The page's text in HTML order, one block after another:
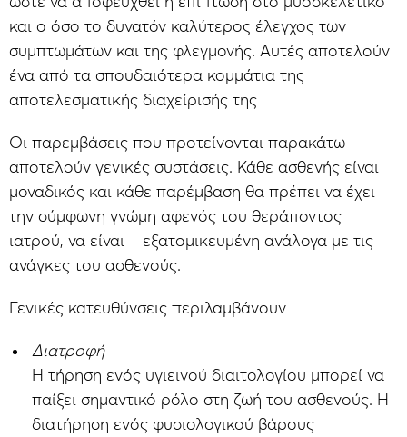
και ο όσο το δυνατόν καλύτερος έλεγχος των
συμπτωμάτων και της φλεγμονής. Αυτές αποτελούν
ένα από τα σπουδαιότερα κομμάτια της
αποτελεσματικής διαχείρισής της
Οι παρεμβάσεις που προτείνονται παρακάτω
αποτελούν γενικές συστάσεις. Κάθε ασθενής είναι
μοναδικός και κάθε παρέμβαση θα πρέπει να έχει
την σύμφωνη γνώμη αφενός του θεράποντος
ιατρού, να είναι εξατομικευμένη ανάλογα με τις
ανάγκες του ασθενούς.
Γενικές κατευθύνσεις περιλαμβάνουν
Διατροφή
H τήρηση ενός υγιεινού διαιτολογίου μπορεί να
παίξει σημαντικό ρόλο στη ζωή του ασθενούς. Η
διατήρηση ενός φυσιολογικού βάρους